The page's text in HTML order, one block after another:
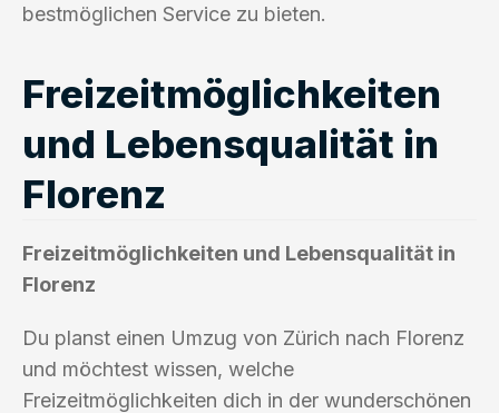
bestmöglichen Service zu bieten.
Freizeitmöglichkeiten
und Lebensqualität in
Florenz
Freizeitmöglichkeiten und Lebensqualität in
Florenz
Du planst einen Umzug von Zürich nach Florenz
und möchtest wissen, welche
Freizeitmöglichkeiten dich in der wunderschönen